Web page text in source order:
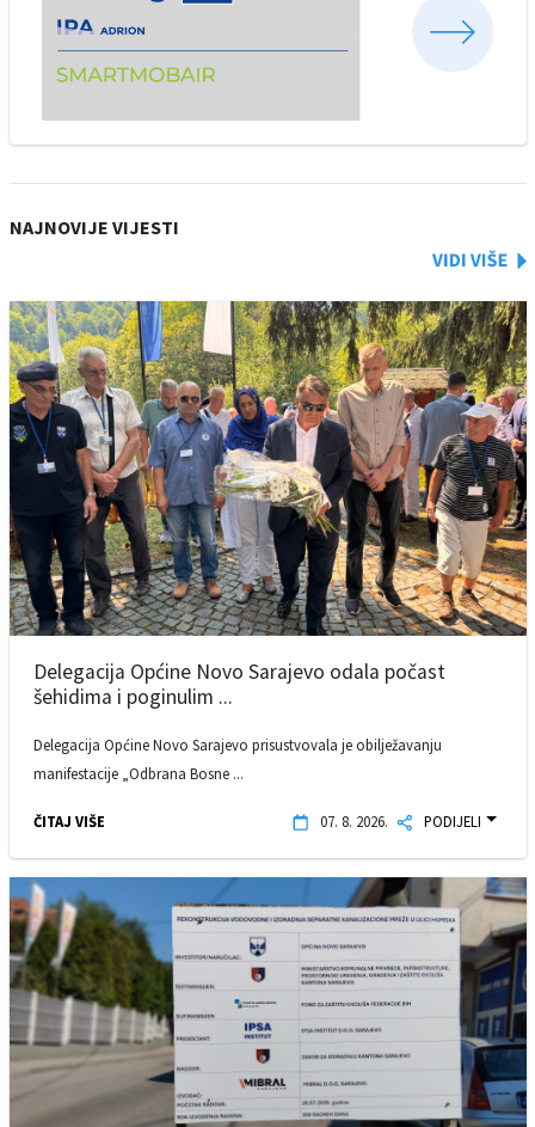
NAJNOVIJE VIJESTI
Delegacija Općine Novo Sarajevo odala počast
šehidima i poginulim ...
Delegacija Općine Novo Sarajevo prisustvovala je obilježavanju
manifestacije „Odbrana Bosne ...
ČITAJ VIŠE 07. 8. 2026. PODIJELI